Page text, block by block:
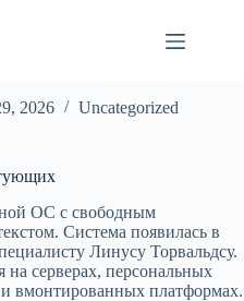
2026 Uncategorized
ОС с свободным
Система появилась в
Линусу Торвальдсу.
на серверах, персональных
вмонтированных платформах.